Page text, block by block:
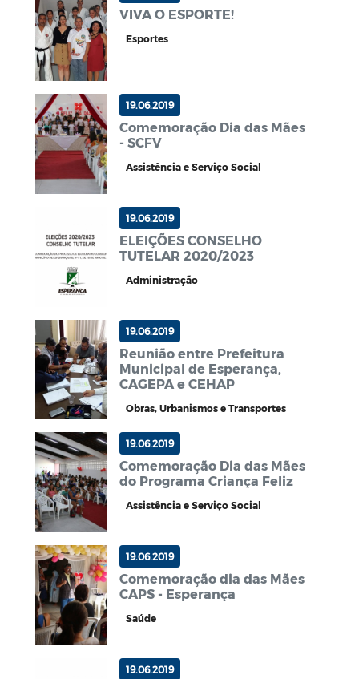
VIVA O ESPORTE!
Esportes
19.06.2019
Comemoração Dia das Mães
- SCFV
Assistência e Serviço Social
19.06.2019
ELEIÇÕES CONSELHO
TUTELAR 2020/2023
Administração
19.06.2019
Reunião entre Prefeitura
Municipal de Esperança,
CAGEPA e CEHAP
Obras, Urbanismos e Transportes
19.06.2019
Comemoração Dia das Mães
do Programa Criança Feliz
Assistência e Serviço Social
19.06.2019
Comemoração dia das Mães
CAPS - Esperança
Saúde
19.06.2019